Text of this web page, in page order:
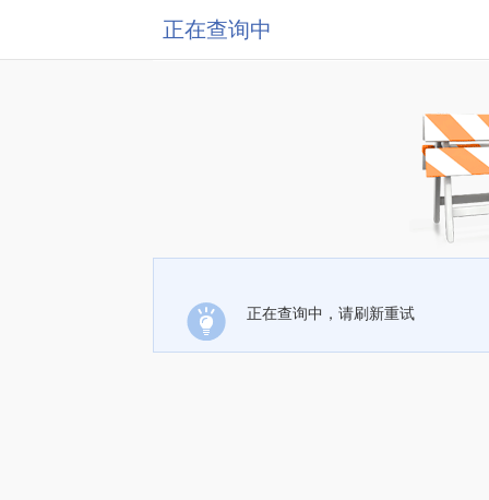
正在查询中
正在查询中，请刷新重试